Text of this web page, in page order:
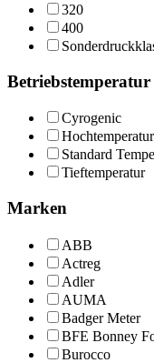
320
400
Betriebstemperatur
Cyrogenic
Hochtemperatur
Standard
Tieftemperatur
Marken
ABB
Actreg
Adler
AUMA
Badger Meter
BFE Bonney
Burocco